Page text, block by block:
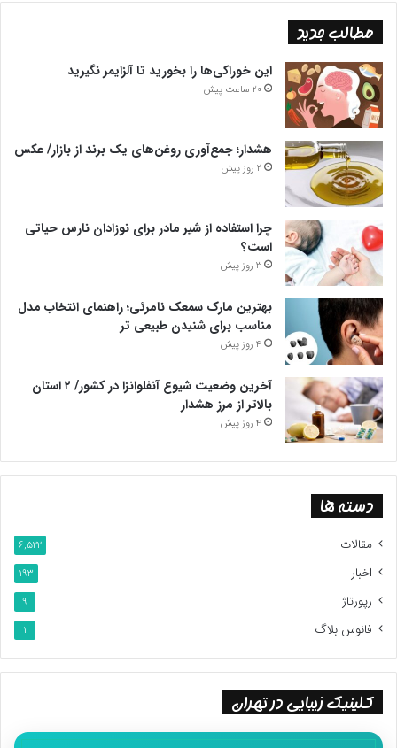
مطالب جدید
این خوراکی‌ها را بخورید تا آلزایمر نگیرید
20 ساعت پیش
هشدار؛ جمع‌آوری روغن‌های یک برند از بازار/ عکس
2 روز پیش
چرا استفاده از شیر مادر برای نوزادان نارس حیاتی
است؟
3 روز پیش
بهترین مارک سمعک نامرئی؛ راهنمای انتخاب مدل
مناسب برای شنیدن طبیعی تر
4 روز پیش
آخرین وضعیت شیوع آنفلوانزا در کشور/ ۲ استان
بالاتر از مرز هشدار
4 روز پیش
دسته ها
مقالات 6,522
اخبار 193
رپورتاژ 9
فانوس بلاگ 1
کلینیک زیبایی در تهران